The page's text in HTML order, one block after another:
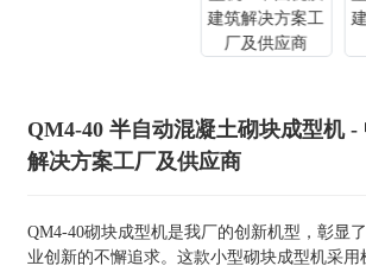
QM4-40 半自动混凝土砌块成型机 -
解决方案工厂及供应商
QM4-40砌块成型机是我厂的创新机型，彰显
业创新的不懈追求。这款小型砌块成型机采用